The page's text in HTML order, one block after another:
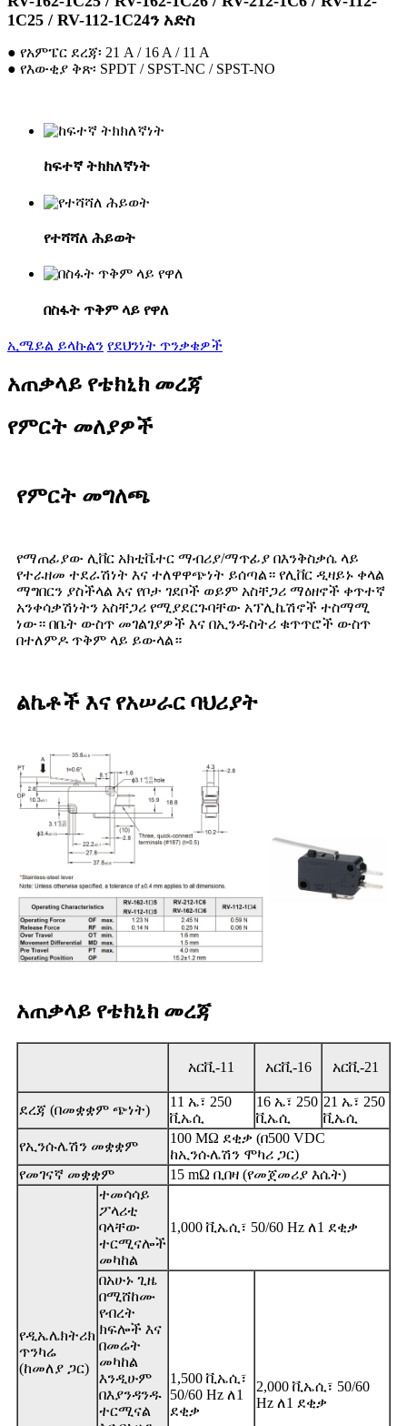
1C25 / RV-112-1C24ን አድስ
● የአምፔር ደረጃ፡ 21 A / 16 A / 11 A
● የእውቂያ ቅጽ፡ SPDT / SPST-NC / SPST-NO
ከፍተኛ ትክክለኛነት
የተሻሻለ ሕይወት
በስፋት ጥቅም ላይ የዋለ
ኢሜይል ይላኩልን የደህንነት ጥንቃቄዎች
አጠቃላይ የቴክኒክ መረጃ
የምርት መለያዎች
የምርት መግለጫ
የማጠፊያው ሊቨር አክቲቬተር ማብሪያ/ማጥፊያ በእንቅስቃሴ ላይ
የተራዘመ ተደራሽነት እና ተለዋዋጭነት ይሰጣል። የሊቨር ዲዛይኑ ቀላል
ማግበርን ያስችላል እና የቦታ ገደቦች ወይም አስቸጋሪ ማዕዘኖች ቀጥተኛ
አንቀሳቃሽነትን አስቸጋሪ የሚያደርጉባቸው አፕሊኬሽኖች ተስማሚ
ነው። በቤት ውስጥ መገልገያዎች እና በኢንዱስትሪ ቁጥጥሮች ውስጥ
በተለምዶ ጥቅም ላይ ይውላል።
ልኬቶች እና የአሠራር ባህሪያት
አጠቃላይ የቴክኒክ መረጃ
አርቪ-11 አርቪ-16 አርቪ-21
ደረጃ (በመቋቋም ጭነት)
11 ኤ፣ 250
ቪኤሲ
16 ኤ፣ 250
ቪኤሲ
21 ኤ፣ 250
ቪኤሲ
የኢንሱሌሽን መቋቋም
100 MΩ ደቂቃ (በ500 VDC
ከኢንሱሌሽን ሞካሪ ጋር)
የመገናኛ መቋቋም
15 mΩ ቢበዛ (የመጀመሪያ እሴት)
የዲኤሌክትሪክ
ጥንካሬ
(ከመለያ ጋር)
ተመሳሳይ
ፖላሪቲ
ባላቸው
ተርሚናሎች
መካከል
1,000 ቪኤሲ፣ 50/60 Hz ለ1 ደቂቃ
በአሁኑ ጊዜ
በሚሸከሙ
የብረት
ክፍሎች እና
በመሬት
መካከል
እንዲሁም
በእያንዳንዱ
ተርሚናል
1,500 ቪኤሲ፣
50/60 Hz ለ1
ደቂቃ
2,000 ቪኤሲ፣ 50/60
Hz ለ1 ደቂቃ